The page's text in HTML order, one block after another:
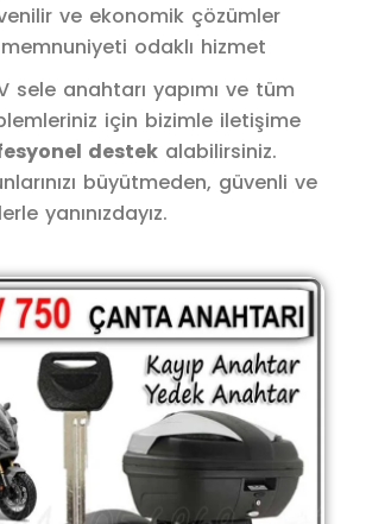
ve ekonomik çözümler
odaklı hizmet
sele anahtarı yapımı ve tüm
için bizimle iletişime
destek alabilirsiniz.
büyütmeden, güvenli ve
yanınızdayız.